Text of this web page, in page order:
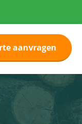
aanvragen